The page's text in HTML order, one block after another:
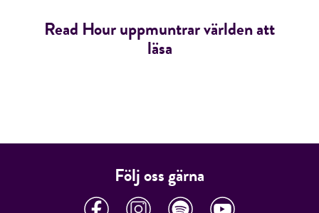
Read Hour uppmuntrar världen att
läsa
Följ oss gärna